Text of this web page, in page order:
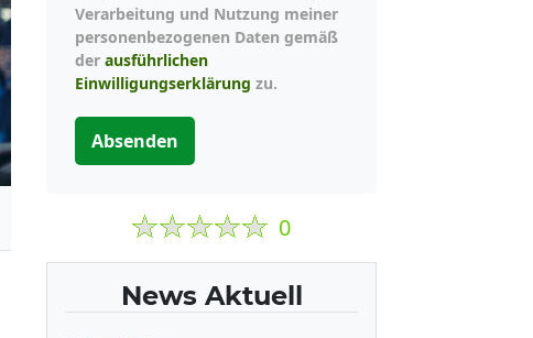
Verarbeitung und Nutzung meiner
personenbezogenen Daten gemäß
der ausführlichen
Einwilligungserklärung zu.
Absenden
0
News Aktuell